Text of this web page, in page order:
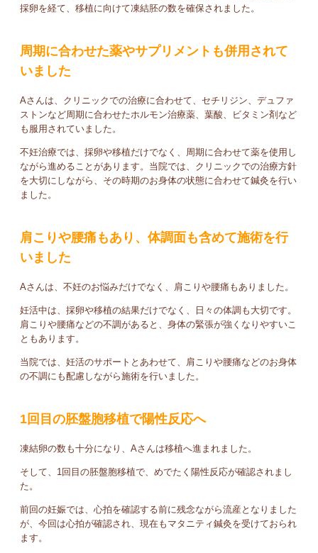
採卵を経て、移植に向けて凍結胚の数を確保されました。
周期に合わせた薬やサプリメントも併用されて
いました
Aさんは、クリニックでの治療に合わせて、セチリジン、デュファ
ストンなど周期に合わせたホルモン治療薬、葉酸、ビタミン剤など
も服用されていました。
不妊治療では、採卵や移植だけでなく、周期に合わせて薬を使用し
ながら進めることがあります。当院では、クリニックでの治療方針
を大切にしながら、その時期のお身体の状態に合わせて鍼灸を行い
ました。
肩こりや腰痛もあり、体調面も含めて施術を行
いました
Aさんは、不妊のお悩みだけでなく、肩こりや腰痛もありました。
妊活中は、採卵や移植の結果だけでなく、日々の体調も大切です。
肩こりや腰痛などの不調があると、身体の緊張が強くなりやすいこ
ともあります。
当院では、妊活のサポートとあわせて、肩こりや腰痛などのお身体
の不調にも配慮しながら施術を行いました。
1回目の胚盤胞移植で陽性反応へ
凍結卵の数も十分になり、Aさんは移植へ進まれました。
そして、1回目の胚盤胞移植で、めでたく陽性反応が確認されまし
た。
前回の妊娠では、心拍を確認する前に残念ながら流産となりました
が、今回は心拍が確認され、現在もマタニティ鍼灸を受けておられ
ます。